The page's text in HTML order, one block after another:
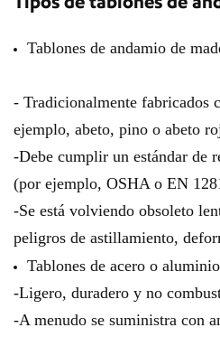
Tablones de andamio de
- Tradicionalmente fabricados
ejemplo, abeto, pino o abeto
-Debe cumplir un estándar de
(por ejemplo, OSHA o EN
-Se está volviendo obsoleto
peligros de astillamiento,
Tablones de acero o aluminio
-Ligero, duradero y no
-A menudo se suministra con